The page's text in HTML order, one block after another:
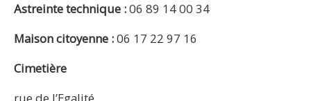
Astreinte technique :06 89 14 00 34
Maison citoyenne :06 17 22 97 16
Cimetière